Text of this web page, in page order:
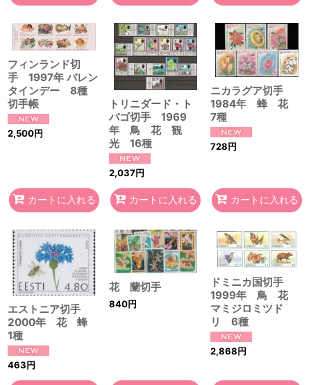
フィンランド切
手 1997年 バレン
タインデー 8種
切手帳
2,500円
カートに入れる
トリニダード・ト
バゴ切手 1969
年 鳥 花 観
光 16種
2,037円
カートに入れる
ニカラグア切手
1984年 蜂 花
7種
728円
カートに入れる
エストニア切手
2000年 花 蜂
1種
463円
花 蘭切手
840円
ドミニカ国切手
1999年 鳥 花
マミジロミツド
リ 6種
2,868円